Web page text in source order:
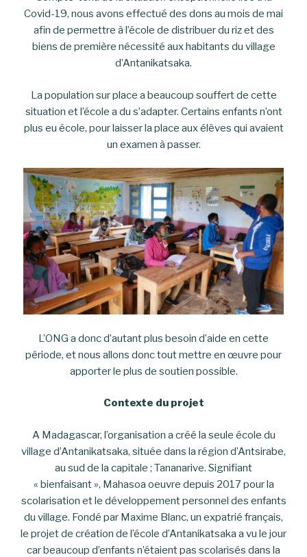
Covid-19, nous avons effectué des dons au mois de mai
afin de permettre à l’école de distribuer du riz et des
biens de première nécessité aux habitants du village
d’Antanikatsaka.
La population sur place a beaucoup souffert de cette
situation et l’école a du s’adapter. Certains enfants n’ont
plus eu école, pour laisser la place aux élèves qui avaient
un examen à passer.
L’ONG a donc d’autant plus besoin d’aide en cette
période, et nous allons donc tout mettre en œuvre pour
apporter le plus de soutien possible.
Contexte du projet
A Madagascar, l’organisation a créé la seule école du
village d’Antanikatsaka, située dans la région d’Antsirabe,
au sud de la capitale ; Tananarive. Signifiant
« bienfaisant », Mahasoa oeuvre depuis 2017 pour la
scolarisation et le développement personnel des enfants
du village. Fondé par Maxime Blanc, un expatrié français,
le projet de création de l’école d’Antanikatsaka a vu le jour
car beaucoup d’enfants n’étaient pas scolarisés dans la